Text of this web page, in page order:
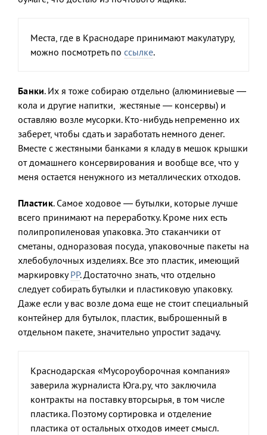
Места, где в Краснодаре принимают макулатуру,
можно посмотреть по ссылке.
Банки. Их я тоже собираю отдельно (алюминиевые —
кола и другие напитки, жестяные — консервы) и
оставляю возле мусорки. Кто-нибудь непременно их
заберет, чтобы сдать и заработать немного денег.
Вместе с жестяными банками я кладу в мешок крышки
от домашнего консервирования и вообще все, что у
меня остается ненужного из металлических отходов.
Пластик. Самое ходовое — бутылки, которые лучше
всего принимают на переработку. Кроме них есть
полипропиленовая упаковка. Это стаканчики от
сметаны, одноразовая посуда, упаковочные пакеты на
хлебобулочных изделиях. Все это пластик, имеющий
маркировкуРР. Достаточно знать, что отдельно
следует собирать бутылки и пластиковую упаковку.
Даже если у вас возле дома еще не стоит специальный
контейнер для бутылок, пластик, выброшенный в
отдельном пакете, значительно упростит задачу.
Краснодарская «Мусороуборочная компания»
заверила журналиста Юга.ру, что заключила
контракты на поставку вторсырья, в том числе
пластика. Поэтому сортировка и отделение
пластика от остальных отходов имеет смысл.